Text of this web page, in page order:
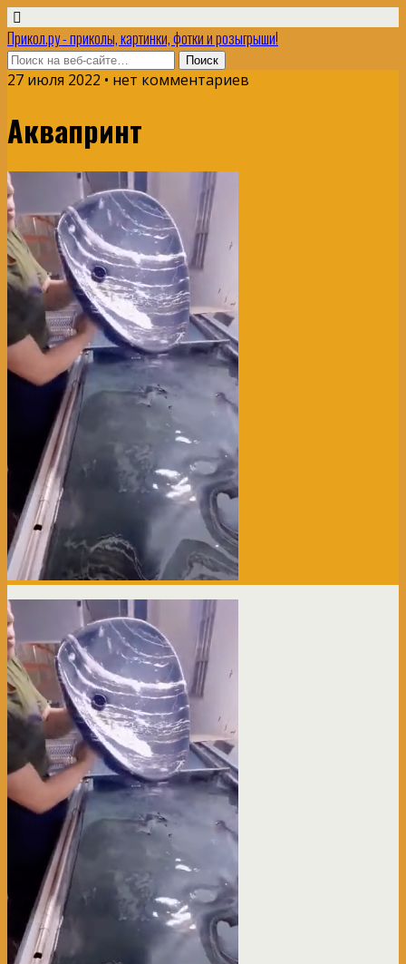
Прикол.ру - приколы, картинки, фотки и розыгрыши!
27 июля 2022 • нет комментариев
Аквапринт